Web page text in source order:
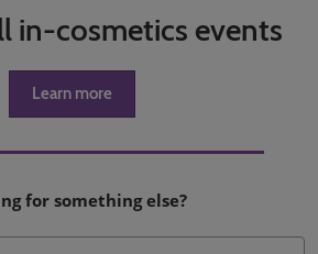
in-cosmetics events
Learn more
for something else?